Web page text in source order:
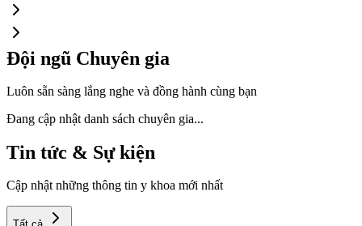
Đội ngũ Chuyên gia
Luôn sẵn sàng lắng nghe và đồng hành cùng bạn
Đang cập nhật danh sách chuyên gia...
Tin tức & Sự kiện
Cập nhật những thông tin y khoa mới nhất